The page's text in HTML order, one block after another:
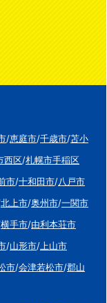
/恵庭市/千歳市/苫小
西区/札幌市手稲区
市/十和田市/八戸市
北上市/奥州市/一関市
横手市/由利本荘市
/山形市/ 上山市
市/会津若松市/郡山